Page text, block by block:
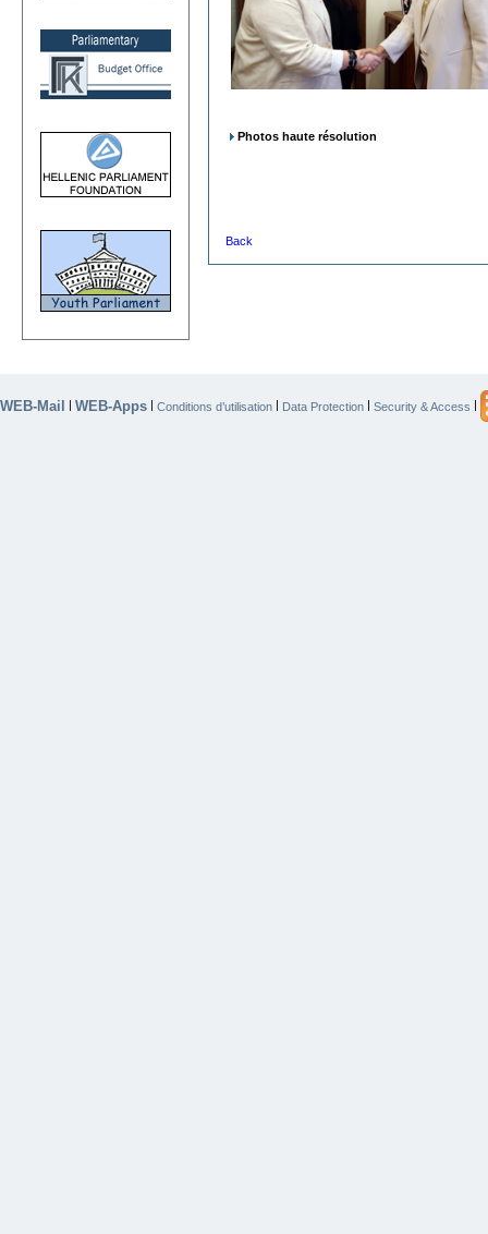
Photos haute résolution
Back
WEB-Mail WEB-Apps Conditions d’utilisation Data Protection Security & Access